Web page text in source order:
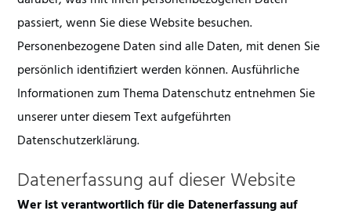
passiert, wenn Sie diese Website besuchen.
Personenbezogene Daten sind alle Daten, mit denen Sie
persönlich identifiziert werden können. Ausführliche
Informationen zum Thema Datenschutz entnehmen Sie
unserer unter diesem Text aufgeführten
Datenschutzerklärung.
Datenerfassung auf dieser Website
Wer ist verantwortlich für die Datenerfassung auf